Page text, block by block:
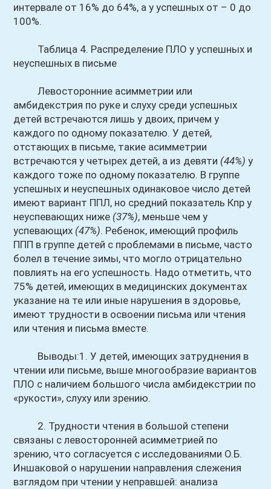
интервале от 16% до 64%, а у успешных от – 0 до
100%.
Таблица 4. Распределение ПЛО у успешных и
неуспешных в письме
Левосторонние асимметрии или
амбидекстрия по руке и слуху среди успешных
детей встречаются лишь у двоих, причем у
каждого по одному показателю. У детей,
отстающих в письме, такие асимметрии
встречаются у четырех детей, а из девяти (44%) у
каждого тоже по одному показателю. В группе
успешных и неуспешных одинаковое число детей
имеют вариант ППЛ, но средний показатель Кпр у
неуспевающих ниже (37%), меньше чем у
успевающих (47%). Ребенок, имеющий профиль
ППП в группе детей с проблемами в письме, часто
болел в течение зимы, что могло отрицательно
повлиять на его успешность. Надо отметить, что
75% детей, имеющих в медицинских документах
указание на те или иные нарушения в здоровье,
имеют трудности в освоении письма или чтения
или чтения и письма вместе.
Выводы:1. У детей, имеющих затруднения в
чтении или письме, выше многообразие вариантов
ПЛО с наличием большого числа амбидекстрии по
«рукости», слуху или зрению.
2. Трудности чтения в большой степени
связаны с левосторонней асимметрией по
зрению, что согласуется с исследованиями О.Б.
Иншаковой о нарушении направления слежения
взглядом при чтении у неправшей: анализа